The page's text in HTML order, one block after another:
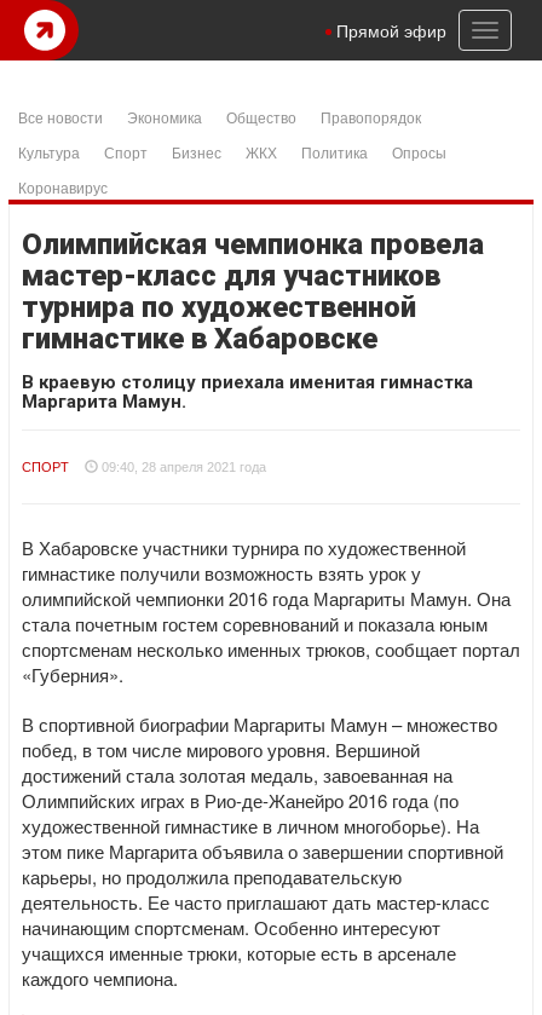
Toggle
Прямой эфир
Все новости Экономика Общество
Правопорядок
Культура
Спорт Бизнес ЖКХ Политика
Опросы
Коронавирус
Олимпийская чемпионка провела
мастер-класс для участников
турнира по художественной
гимнастике в Хабаровске
В краевую столицу приехала именитая гимнастка
Маргарита Мамун.
СПОРТ 09:40, 28 апреля 2021 года
В Хабаровске участники турнира по художественной
гимнастике получили возможность взять урок у
олимпийской чемпионки 2016 года Маргариты Мамун. Она
стала почетным гостем соревнований и показала юным
спортсменам несколько именных трюков, сообщает портал
«Губерния».
В спортивной биографии Маргариты Мамун – множество
побед, в том числе мирового уровня. Вершиной
достижений стала золотая медаль, завоеванная на
Олимпийских играх в Рио-де-Жанейро 2016 года (по
художественной гимнастике в личном многоборье). На
этом пике Маргарита объявила о завершении спортивной
карьеры, но продолжила преподавательскую
деятельность. Ее часто приглашают дать мастер-класс
начинающим спортсменам. Особенно интересуют
учащихся именные трюки, которые есть в арсенале
каждого чемпиона.